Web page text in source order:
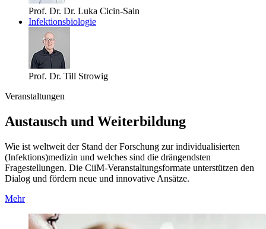
Prof. Dr. Dr. Luka Cicin-Sain
Infektionsbiologie
Prof. Dr. Till Strowig
Veranstaltungen
Austausch und Weiterbildung
Wie ist weltweit der Stand der Forschung zur individualisierten
(Infektions)medizin und welches sind die drängendsten
Fragestellungen. Die CiiM-Veranstaltungsformate unterstützen den
Dialog und fördern neue und innovative Ansätze.
Mehr